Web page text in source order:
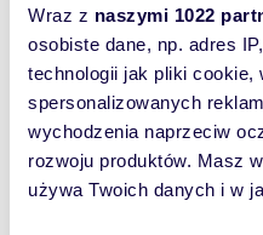
Wraz z naszymi 1022
osobiste dane, np. adres
technologii jak pliki cookie,
spersonalizowanych
wychodzenia naprzeciw
rozwoju produktów. Masz
używa Twoich danych i w
Numer oferty: lok 329